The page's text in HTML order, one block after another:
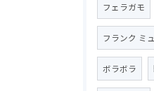
フェラガモ
フランク ミ
ボラボラ